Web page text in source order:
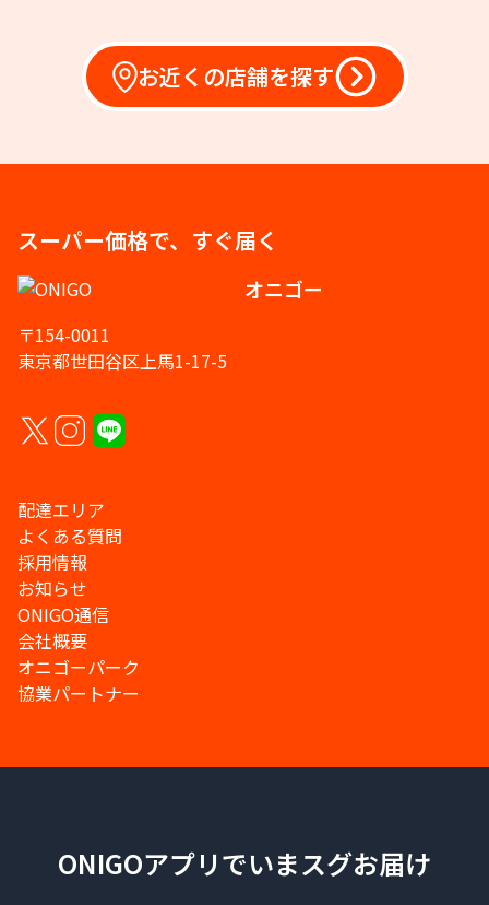
お近くの店舗を探す
スーパー価格で、すぐ届く
オニゴー
〒154-0011
東京都世田谷区上馬1-17-5
配達エリア
よくある質問
採用情報
お知らせ
ONIGO通信
会社概要
オニゴーパーク
協業パートナー
ONIGOアプリでいまスグお届け